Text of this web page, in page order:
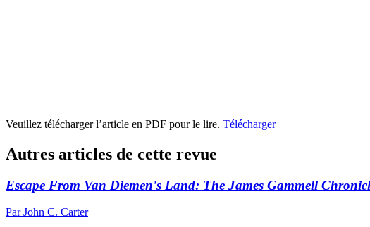
Veuillez télécharger l’article en PDF pour le lire. Télécharger
Autres articles de cette revue
Escape From Van Diemen's Land: The James Gammell
Par John C. Carter